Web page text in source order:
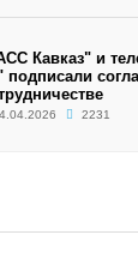
Кавказ" и
подписали
2231